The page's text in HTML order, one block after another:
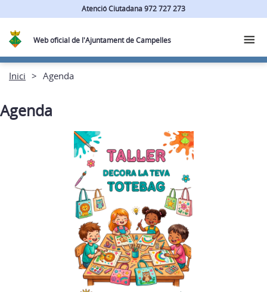
Atenció Ciutadana 972 727 273
Web oficial de l'Ajuntament de Campelles
Inici Agenda
Agenda